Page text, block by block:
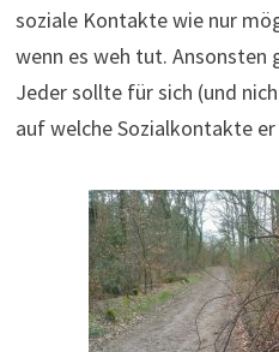
soziale Kontakte wie nur
wenn es weh tut.
Jeder sollte für sich (und
auf welche Sozialkontakte